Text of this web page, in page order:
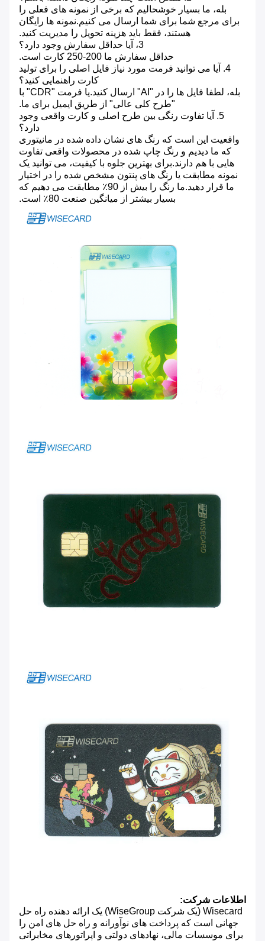
بله، ما بسیار خوشحالیم که برخی از نمونه های فعلی را
برای مرجع شما برای شما ارسال می کنیم.نمونه ها رایگان
هستند، فقط باید هزینه تحویل را مدیریت کنید.
3، آیا حداقل سفارش وجود دارد؟
حداقل سفارش ما 200-250 کارت است.
4. آیا می توانید فرمت مورد نیاز فایل اصلی را برای تولید
کارت راهنمایی کنید؟
بله، لطفا فایل ها را در "AI" ارسال کنید.یا فرمت "CDR" با
"طرح کلی عالی" از طریق ایمیل برای ما.
5. آیا تفاوت رنگی بین طرح اصلی و کارت واقعی وجود
دارد؟
واقعیت این است که رنگ های نشان داده شده در مانیتوری
که ما دیدیم و رنگ چاپ شده در محصولات واقعی تفاوت
هایی با هم دارند.برای بهترین جلوه با کیفیت، می توانید یک
نمونه مطابقت یا رنگ های پنتون مشخص شده را در اختیار
ما قرار دهید.ما رنگ را بیش از 90٪ مطابقت می دهیم که
بسیار بیشتر از میانگین صنعت 80٪ است.
اطلاعات شرکت:
Wisecard (یک شرکت WiseGroup) یک ارائه دهنده راه حل
جهانی است که پرداخت های نوآورانه و راه حل های امن را
برای موسسات مالی، نهادهای دولتی و اپراتورهای مخابراتی